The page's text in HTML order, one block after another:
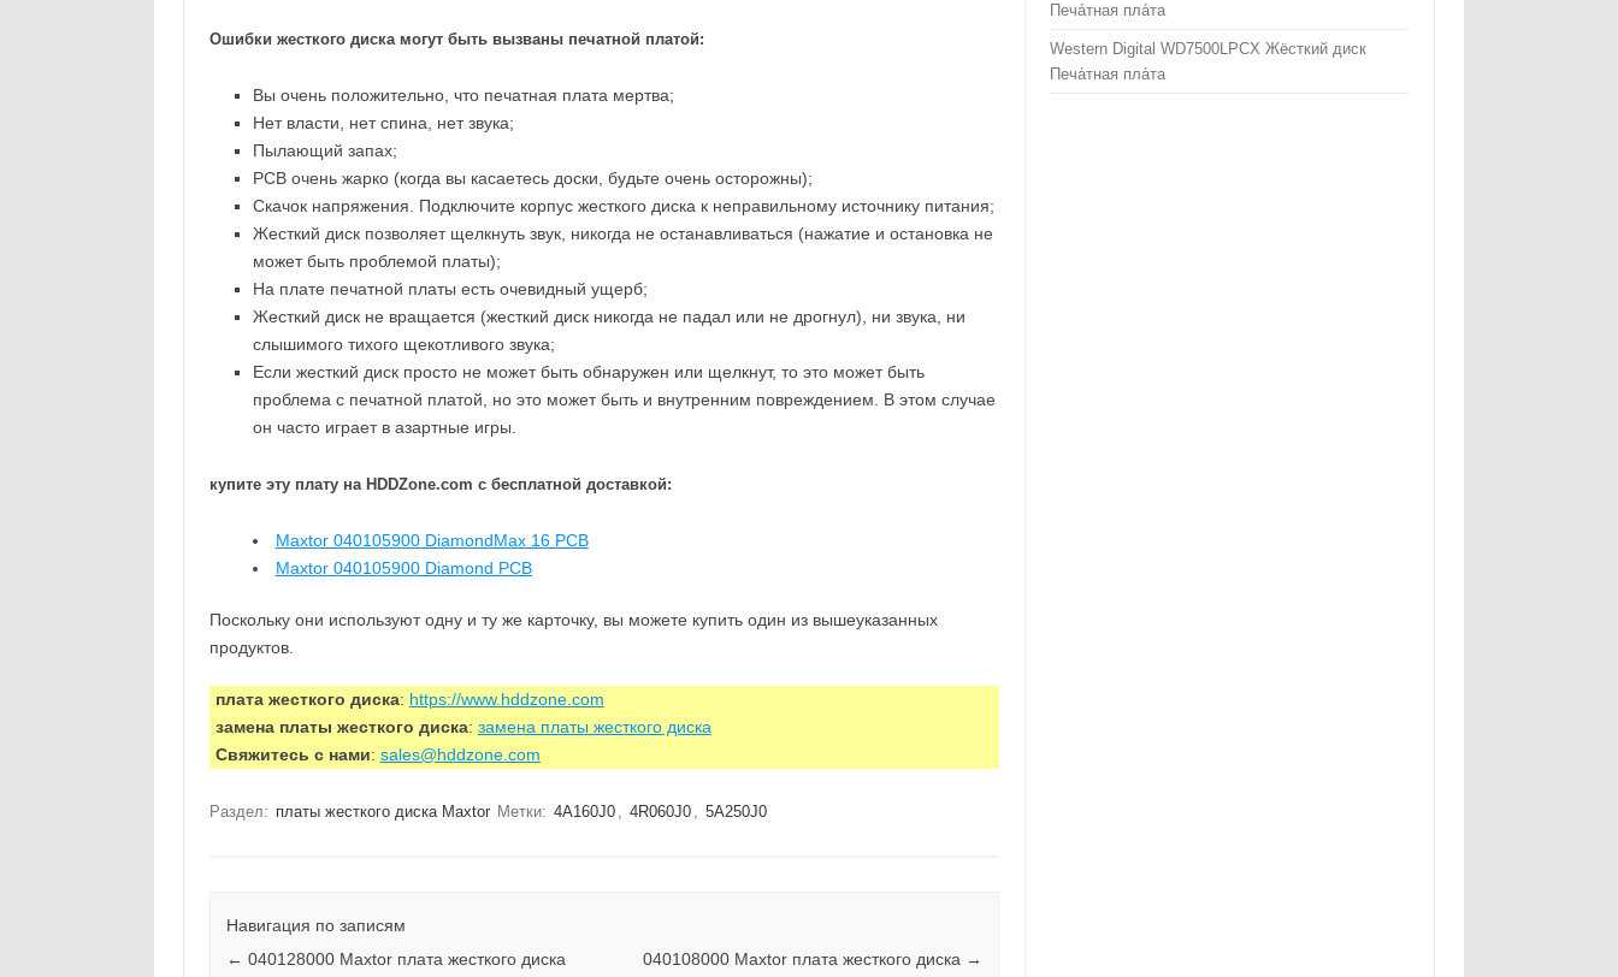
Ошибки жесткого диска могут быть вызваны печатной платой:
Вы очень положительно, что печатная плата мертва;
Нет власти, нет спина, нет звука;
Пылающий запах;
PCB очень жарко (когда вы касаетесь доски, будьте очень осторожны);
Скачок напряжения. Подключите корпус жесткого диска к неправильному источнику питания;
Жесткий диск позволяет щелкнуть звук, никогда не останавливаться (нажатие и остановка не
может быть проблемой платы);
На плате печатной платы есть очевидный ущерб;
Жесткий диск не вращается (жесткий диск никогда не падал или не дрогнул), ни звука, ни
слышимого тихого щекотливого звука;
Если жесткий диск просто не может быть обнаружен или щелкнут, то это может быть
проблема с печатной платой, но это может быть и внутренним повреждением. В этом случае
он часто играет в азартные игры.
купите эту плату на HDDZone.com с бесплатной доставкой:
Maxtor 040105900 DiamondMax 16 PCB
Maxtor 040105900 Diamond PCB
Поскольку они используют одну и ту же карточку, вы можете купить один из вышеуказанных
продуктов.
плата жесткого диска: https://www.hddzone.com
замена платы жесткого диска: замена платы жесткого диска
Свяжитесь с нами: sales@hddzone.com
Раздел: платы жесткого диска Maxtor Метки: 4A160J0 , 4R060J0 , 5A250J0
Навигация по записям
← 040128000 Maxtor плата жесткого диска 040108000 Maxtor плата жесткого диска →
Печа́тная пла́та
Western Digital WD7500LPCX Жёсткий диск
Печа́тная пла́та